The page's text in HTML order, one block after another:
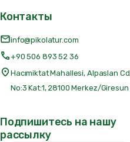
Контакты
info@pikolatur.com
+90 506 893 52 36
Hacımiktat Mahallesi, Alpaslan Cd.
No:3 Kat:1, 28100 Merkez/Giresun
Подпишитесь на нашу
рассылку